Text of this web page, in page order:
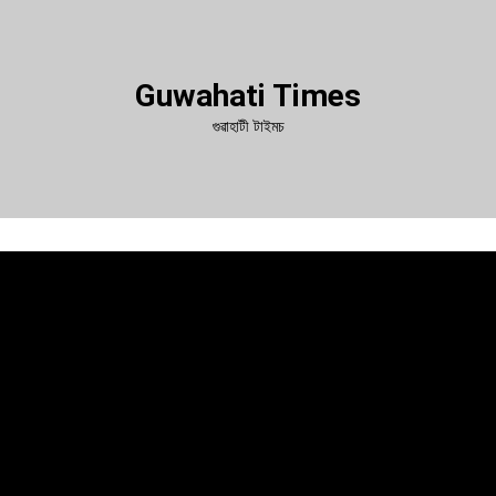
Guwahati Times
গুৱাহাটী টাইমচ